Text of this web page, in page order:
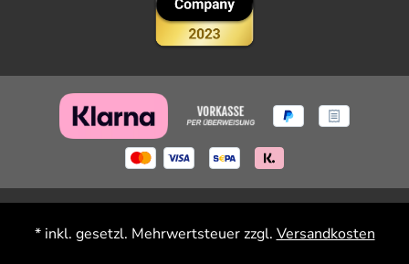
* inkl. gesetzl. Mehrwertsteuer zzgl. Versandkosten